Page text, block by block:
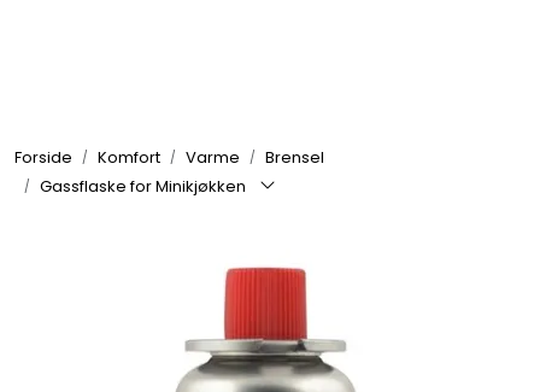
Forside Komfort Varme
Brensel
Gassflaske for Minikjøkken
Elektrisk